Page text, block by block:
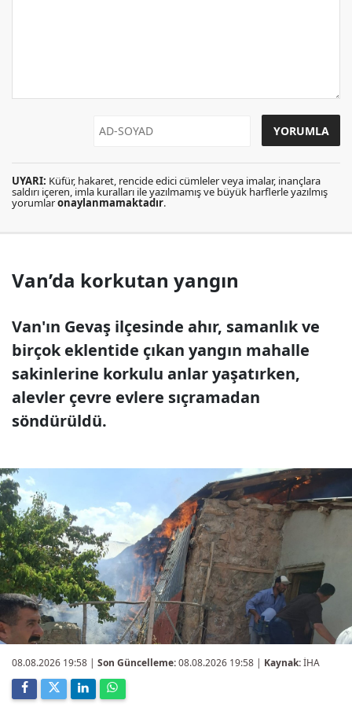
UYARI: Küfür, hakaret, rencide edici cümleler veya imalar, inançlara
saldırı içeren, imla kuralları ile yazılmamış ve büyük harflerle yazılmış
yorumlaronaylanmamaktadır.
Van’da korkutan yangın
Van'ın Gevaş ilçesinde ahır, samanlık ve
birçok eklentide çıkan yangın mahalle
sakinlerine korkulu anlar yaşatırken,
alevler çevre evlere sıçramadan
söndürüldü.
08.08.2026 19:58 | Son Güncelleme:08.08.2026 19:58 | Kaynak:İHA